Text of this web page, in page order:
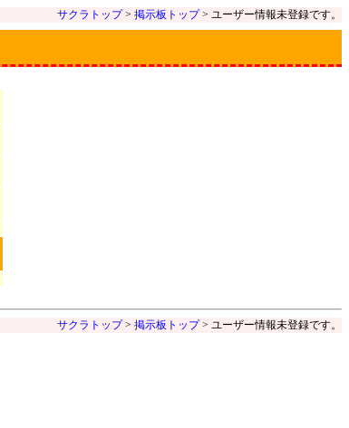
サクラトップ> 掲示板トップ> ユーザー情報未登録です。
サクラトップ> 掲示板トップ> ユーザー情報未登録です。